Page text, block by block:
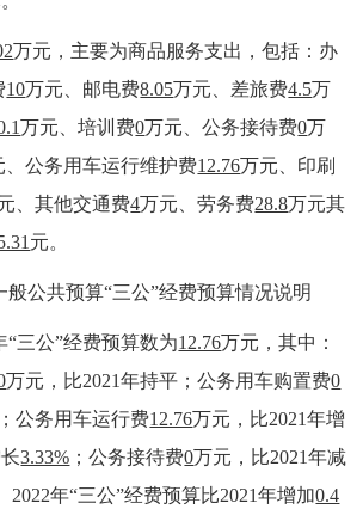
万元，主要为商品服务支出，包括：办
10万元、邮电费8.05万元、差旅费4.5万
万元、培训费0万元、公务接待费0万
、公务用车运行维护费12.76万元、印刷
、其他交通费4万元、劳务费28.8万元其
元。
般公共预算“三公”经费预算情况说明
“三公”经费预算数为12.76万元，其中：
万元，比2021年持平；公务用车购置费0
公务用车运行费12.76万元，比2021年增
3.33% ；公务接待费0万元，比2021年减
2022年“三公”经费预算比2021年增加0.4